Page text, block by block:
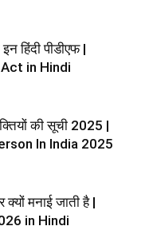
हिंदी पीडीएफ |
in Hindi
की सूची 2025 |
In India 2025
मनाई जाती है |
in Hindi